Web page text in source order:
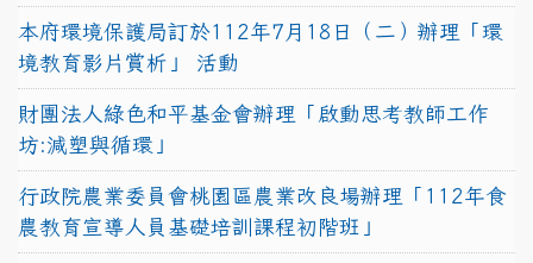
本府環境保護局訂於112年7月18日（二）辦理「環
境教育影片賞析」 活動
財團法人綠色和平基金會辦理「啟動思考教師工作
坊:減塑與循環」
行政院農業委員會桃園區農業改良場辦理「112年食
農教育宣導人員基礎培訓課程初階班」